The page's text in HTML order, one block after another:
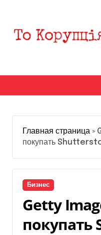
содержанию
Главная страница »
покупать
Бизнес
Getty
покупать